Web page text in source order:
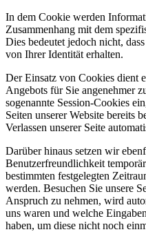
In dem Cookie werden
Zusammenhang mit dem
Dies bedeutet jedoch nicht,
von Ihrer Identität erhalten.
Der Einsatz von Cookies dient
Angebots für Sie angenehmer
sogenannte Session-Cookies
Seiten unserer Website bereits
Verlassen unserer Seite
Darüber hinaus setzen wir
Benutzerfreundlichkeit
bestimmten festgelegten
werden. Besuchen Sie unsere
Anspruch zu nehmen, wird
uns waren und welche
haben, um diese nicht noch